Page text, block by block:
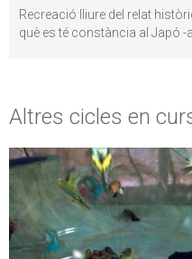
Recreació lliure del relat
què es té constància al Japó -al
Altres cicles en